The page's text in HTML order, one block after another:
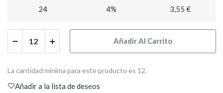
24 4% 3,55 €
Añadir Al Carrito
La cantidad mínima para este producto es 12.
Añadir a la lista de deseos